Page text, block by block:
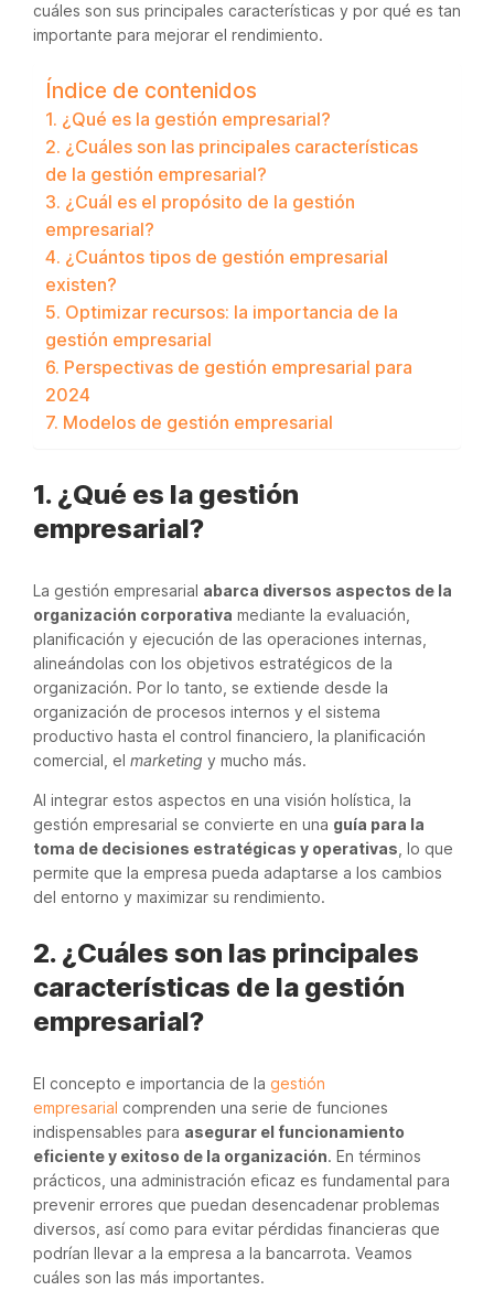
cuáles son sus principales características y por qué es tan
importante para mejorar el rendimiento.
Índice de contenidos
1. ¿Qué es la gestión empresarial?
2. ¿Cuáles son las principales características
de la gestión empresarial?
3. ¿Cuál es el propósito de la gestión
empresarial?
4. ¿Cuántos tipos de gestión empresarial
existen?
5. Optimizar recursos: la importancia de la
gestión empresarial
6. Perspectivas de gestión empresarial para
2024
7. Modelos de gestión empresarial
1. ¿Qué es la gestión
empresarial?
La gestión empresarial abarca diversos aspectos de la
organización corporativa mediante la evaluación,
planificación y ejecución de las operaciones internas,
alineándolas con los objetivos estratégicos de la
organización. Por lo tanto, se extiende desde la
organización de procesos internos y el sistema
productivo hasta el control financiero, la planificación
comercial, el marketing y mucho más.
Al integrar estos aspectos en una visión holística, la
gestión empresarial se convierte en una guía para la
toma de decisiones estratégicas y operativas , lo que
permite que la empresa pueda adaptarse a los cambios
del entorno y maximizar su rendimiento.
2. ¿Cuáles son las principales
características de la gestión
empresarial?
El concepto e importancia de la gestión
empresarial comprenden una serie de funciones
indispensables para asegurar el funcionamiento
eficiente y exitoso de la organización. En términos
prácticos, una administración eficaz es fundamental para
prevenir errores que puedan desencadenar problemas
diversos, así como para evitar pérdidas financieras que
podrían llevar a la empresa a la bancarrota. Veamos
cuáles son las más importantes.